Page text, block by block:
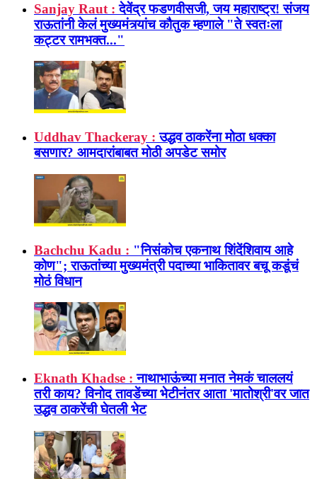
Sanjay Raut : देवेंद्र फडणवीसजी, जय महाराष्ट्र! संजय
राऊतांनी केलं मुख्यमंत्र्यांच कौतुक म्हणाले "ते स्वतःला
कट्टर रामभक्त..."
Uddhav Thackeray : उद्धव ठाकरेंना मोठा धक्का
बसणार? आमदारांबाबत मोठी अपडेट समोर
Bachchu Kadu : "निसंकोच एकनाथ शिंदेंशिवाय आहे
कोण"; राऊतांच्या मुख्यमंत्री पदाच्या भाकितावर बचू कडूंचं
मोठं विधान
Eknath Khadse : नाथाभाऊंच्या मनात नेमकं चाललयं
तरी काय? विनोद तावडेंच्या भेटीनंतर आता 'मातोश्री'वर जात
उद्धव ठाकरेंची घेतली भेट